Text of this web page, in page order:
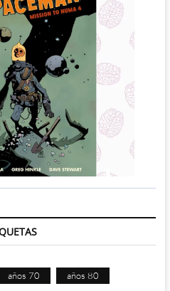
años 70 años 80